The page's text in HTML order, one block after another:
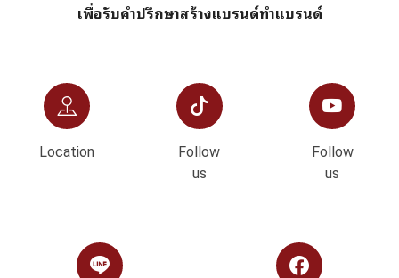
เพื่อรับคำปรึกษาสร้างแบรนด์ทำแบรนด์
Location
Follow
us
Follow
us